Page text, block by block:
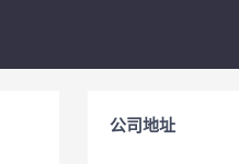
公司地址